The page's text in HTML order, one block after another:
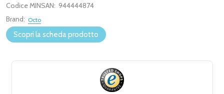
Codice MINSAN: 944444874
Brand: Octo
Scopri la scheda prodotto